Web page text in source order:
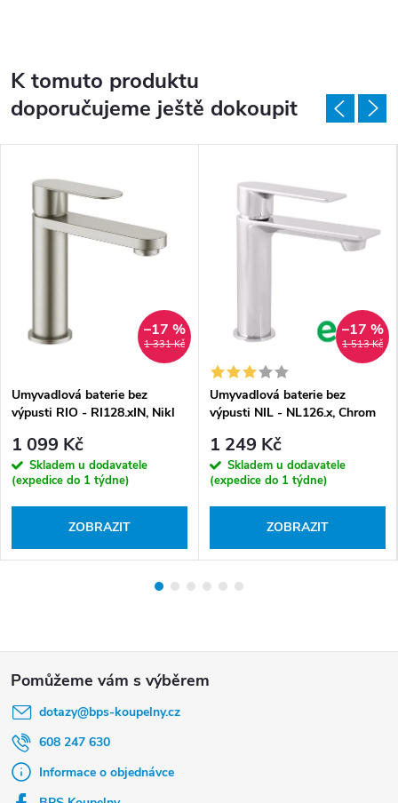
K tomuto produktu
doporučujeme ještě dokoupit
1 331 Kč
–17 %
Umyvadlová baterie bez
výpusti RIO - RI128.xIN, Nikl
1 099 Kč
Skladem u dodavatele
(expedice do 1 týdne)
ZOBRAZIT
1 513 Kč
–17 %
Umyvadlová baterie bez
výpusti NIL - NL126.x, Chrom
1 249 Kč
Skladem u dodavatele
(expedice do 1 týdne)
ZOBRAZIT
dotazy@bps-koupelny.cz
608 247 630
Informace o objednávce